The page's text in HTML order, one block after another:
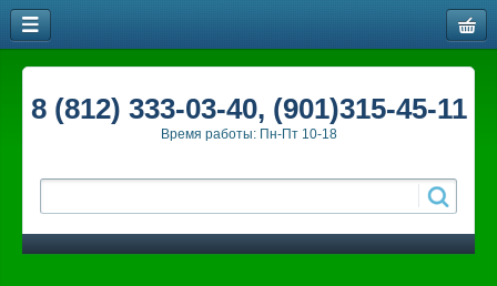
8 (812) 333-03-40, (901)315-45-11
Время работы: Пн-Пт 10-18